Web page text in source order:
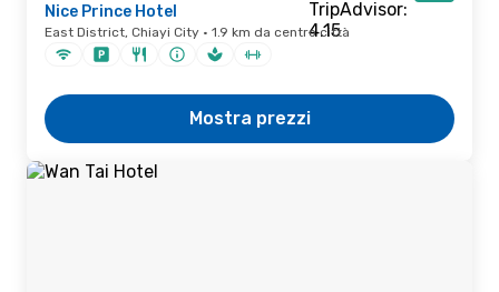
Nice Prince Hotel
East District, Chiayi City · 1.9 km da centro città
Mostra prezzi